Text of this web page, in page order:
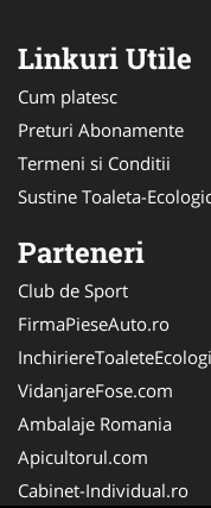
Linkuri Utile
Cum platesc
Preturi Abonamente
Termeni si Conditii
Sustine Toaleta-
Parteneri
Club de Sport
FirmaPieseAuto.ro
VidanjareFose.com
Ambalaje Romania
Apicultorul.com
Cabinet-Individual.ro